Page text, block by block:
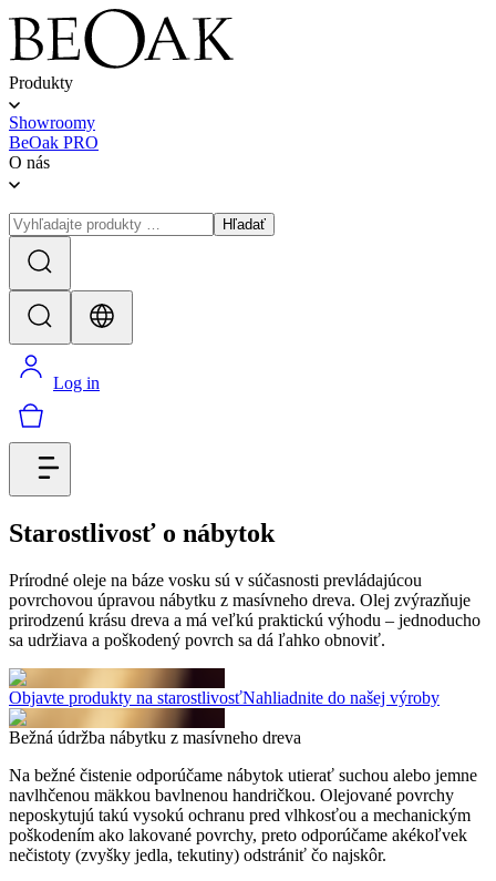
Produkty
Showroomy
BeOak PRO
O nás
Hľadať
Log in
Starostlivosť o nábytok
Prírodné oleje na báze vosku sú v súčasnosti prevládajúcou
povrchovou úpravou nábytku z masívneho dreva. Olej zvýrazňuje
prirodzenú krásu dreva a má veľkú praktickú výhodu – jednoducho
sa udržiava a poškodený povrch sa dá ľahko obnoviť.
Objavte produkty na starostlivosťNahliadnite do našej výroby
Bežná údržba nábytku z masívneho dreva
Na bežné čistenie odporúčame nábytok utierať suchou alebo jemne
navlhčenou mäkkou bavlnenou handričkou. Olejované povrchy
neposkytujú takú vysokú ochranu pred vlhkosťou a mechanickým
poškodením ako lakované povrchy, preto odporúčame akékoľvek
nečistoty (zvyšky jedla, tekutiny) odstrániť čo najskôr.